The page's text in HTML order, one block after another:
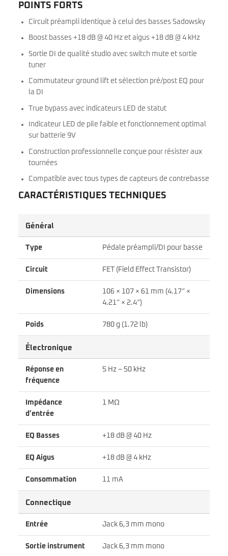
POINTS FORTS
Circuit préampli identique à celui des basses Sadowsky
Boost basses +18 dB @ 40 Hz et aigus +18 dB @ 4 kHz
Sortie DI de qualité studio avec switch mute et sortie
tuner
Commutateur ground lift et sélection pré/post EQ pour
la DI
True bypass avec indicateurs LED de statut
Indicateur LED de pile faible et fonctionnement optimal
sur batterie 9V
Construction professionnelle conçue pour résister aux
tournées
Compatible avec tous types de capteurs de contrebasse
CARACTÉRISTIQUES TECHNIQUES
Général
Type Pédale préampli/DI pour basse
Circuit FET (Field Effect Transistor)
Dimensions
106 × 107 × 61 mm (4.17″ ×
4.21″ × 2.4″)
Poids 780 g (1.72 lb)
Électronique
Réponse en
fréquence
5 Hz – 50 kHz
Impédance
d’entrée
1 MΩ
EQ Basses +18 dB @ 40 Hz
EQ Aigus +18 dB @ 4 kHz
Consommation 11 mA
Connectique
Entrée Jack 6,3 mm mono
Sortie instrument Jack 6,3 mm mono